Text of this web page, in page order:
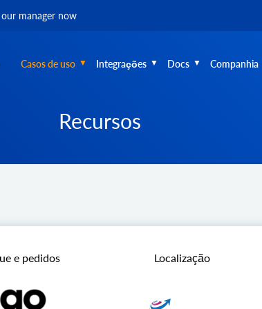
manager now
Casos de uso Integrações Docs Companhia
Recursos
e pedidos Localização